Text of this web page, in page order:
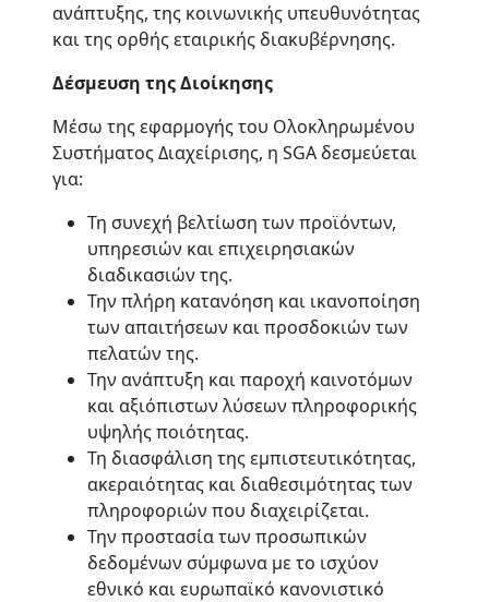
ανάπτυξης, της κοινωνικής υπευθυνότητας
και της ορθής εταιρικής διακυβέρνησης.
Δέσμευση της Διοίκησης
Μέσω της εφαρμογής του Ολοκληρωμένου
Συστήματος Διαχείρισης, η SGA δεσμεύεται
για:
Τη συνεχή βελτίωση των προϊόντων,
υπηρεσιών και επιχειρησιακών
διαδικασιών της.
Την πλήρη κατανόηση και ικανοποίηση
των απαιτήσεων και προσδοκιών των
πελατών της.
Την ανάπτυξη και παροχή καινοτόμων
και αξιόπιστων λύσεων πληροφορικής
υψηλής ποιότητας.
Τη διασφάλιση της εμπιστευτικότητας,
ακεραιότητας και διαθεσιμότητας των
πληροφοριών που διαχειρίζεται.
Την προστασία των προσωπικών
δεδομένων σύμφωνα με το ισχύον
εθνικό και ευρωπαϊκό κανονιστικό